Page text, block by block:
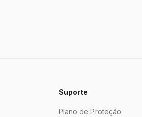
Suporte
Plano de Proteção